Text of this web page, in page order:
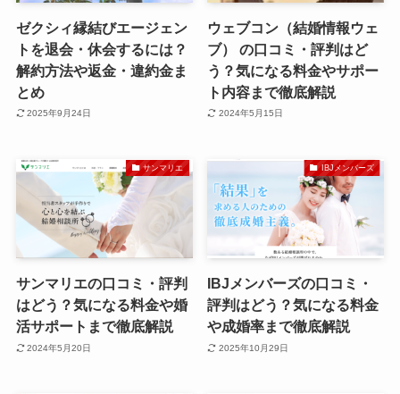
ゼクシィ縁結びエージェン
トを退会・休会するには？
解約方法や返金・違約金ま
とめ
2025年9月24日
ウェブコン（結婚情報ウェ
ブ） の口コミ・評判はど
う？気になる料金やサポー
ト内容まで徹底解説
2024年5月15日
サンマリエ
サンマリエの口コミ・評判
はどう？気になる料金や婚
活サポートまで徹底解説
2024年5月20日
IBJメンバーズ
IBJメンバーズの口コミ・
評判はどう？気になる料金
や成婚率まで徹底解説
2025年10月29日